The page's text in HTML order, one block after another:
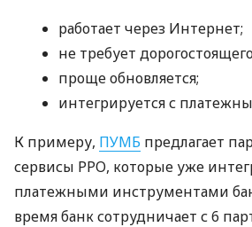
работает через Интернет;
не требует
проще обновляется;
интегрируется с
К примеру, ПУМБ предлагает
сервисы РРО, которые уже
платежными инструментами
время банк сотрудничает с 6